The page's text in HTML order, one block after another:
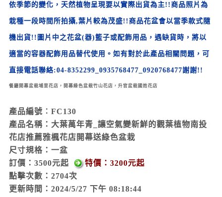
依季節的變化，天然植物呈現要以實際出貨為主!!商品照片為
栽種一段時間所拍攝,葉片較為茂盛!!商品花盆會以當季款式隨
機出貨!! 圖片中之花盆(器)籃子或配飾用品，遇缺貨時，將以
適當的容器配飾用品替代使用。 如有對於此產品相關問題，可
直接電話聯絡:04-8352299_ 0935768477_ 0920768477謝謝!!
餐廳開幕盆栽埔里花店，開幕綠色盆栽竹山花店，升官盆栽國姓花店
產品編號︰FC130
產品名稱：大葉萬年青_讓空氣變新鮮的觀葉植物南投
花店推薦雅楓花店開幕送綠色盆栽
尺寸規格： 一盆
訂價：3500元起
特價：3200元起
點擊次數：2704次
更新時間：2024/5/27 下午 08:18:44